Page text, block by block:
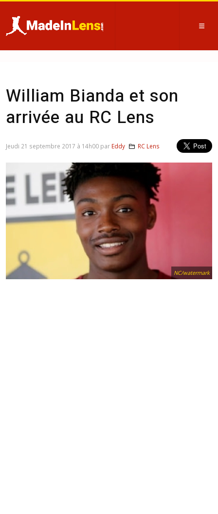
William Bianda et son
arrivée au RC Lens
NC/watermark
Jeudi 21 septembre 2017 à 14h00 par Eddy RC Lens